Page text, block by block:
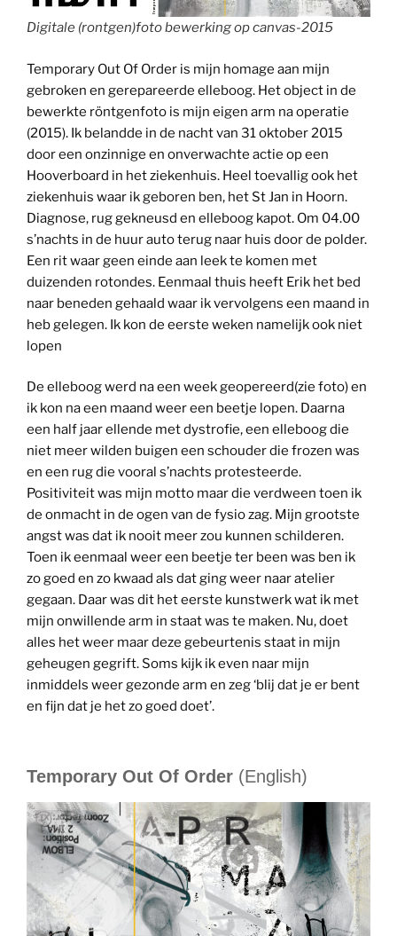
Digitale (rontgen)foto bewerking op canvas-2015
Temporary Out Of Order is mijn homage aan mijn
gebroken en gerepareerde elleboog. Het object in de
bewerkte röntgenfoto is mijn eigen arm na operatie
(2015). Ik belandde in de nacht van 31 oktober 2015
door een onzinnige en onverwachte actie op een
Hooverboard in het ziekenhuis. Heel toevallig ook het
ziekenhuis waar ik geboren ben, het St Jan in Hoorn.
Diagnose, rug gekneusd en elleboog kapot. Om 04.00
s’nachts in de huur auto terug naar huis door de polder.
Een rit waar geen einde aan leek te komen met
duizenden rotondes. Eenmaal thuis heeft Erik het bed
naar beneden gehaald waar ik vervolgens een maand in
heb gelegen. Ik kon de eerste weken namelijk ook niet
lopen
De elleboog werd na een week geopereerd(zie foto) en
ik kon na een maand weer een beetje lopen. Daarna
een half jaar ellende met dystrofie, een elleboog die
niet meer wilden buigen een schouder die frozen was
en een rug die vooral s’nachts protesteerde.
Positiviteit was mijn motto maar die verdween toen ik
de onmacht in de ogen van de fysio zag. Mijn grootste
angst was dat ik nooit meer zou kunnen schilderen.
Toen ik eenmaal weer een beetje ter been was ben ik
zo goed en zo kwaad als dat ging weer naar atelier
gegaan. Daar was dit het eerste kunstwerk wat ik met
mijn onwillende arm in staat was te maken. Nu, doet
alles het weer maar deze gebeurtenis staat in mijn
geheugen gegrift. Soms kijk ik even naar mijn
inmiddels weer gezonde arm en zeg ‘blij dat je er bent
en fijn dat je het zo goed doet’.
Temporary Out Of Order (English)